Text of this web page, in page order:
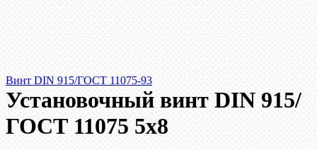
Винт DIN 915/ГОСТ 11075-93
Установочный винт DIN 915/
ГОСТ 11075 5х8